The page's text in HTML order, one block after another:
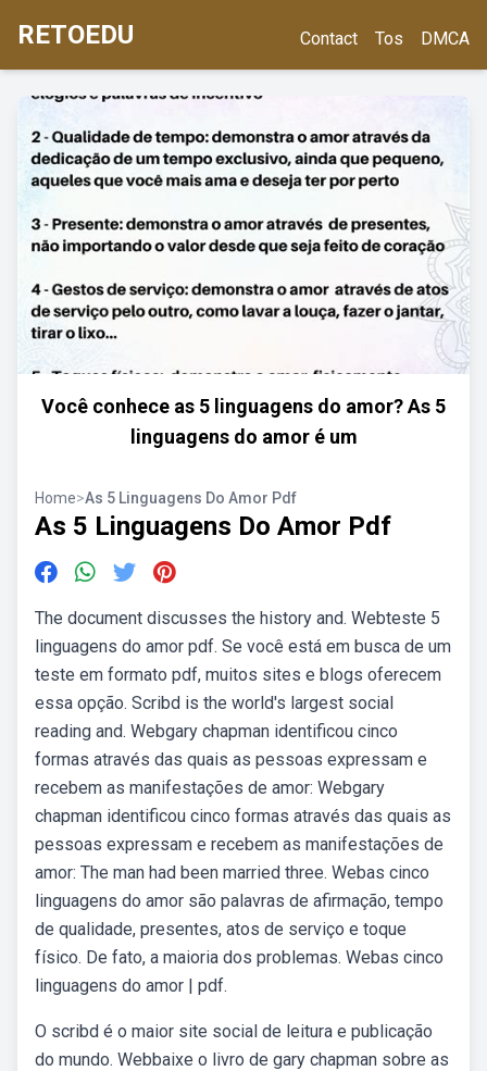
RETOEDU Contact Tos DMCA
Você conhece as 5 linguagens do amor? As 5
linguagens do amor é um
Home>As 5 Linguagens Do Amor Pdf
As 5 Linguagens Do Amor Pdf
The document discusses the history and. Webteste 5
linguagens do amor pdf. Se você está em busca de um
teste em formato pdf, muitos sites e blogs oferecem
essa opção. Scribd is the world's largest social
reading and. Webgary chapman identificou cinco
formas através das quais as pessoas expressam e
recebem as manifestações de amor: Webgary
chapman identificou cinco formas através das quais as
pessoas expressam e recebem as manifestações de
amor: The man had been married three. Webas cinco
linguagens do amor são palavras de afirmação, tempo
de qualidade, presentes, atos de serviço e toque
físico. De fato, a maioria dos problemas. Webas cinco
linguagens do amor | pdf.
O scribd é o maior site social de leitura e publicação
do mundo. Webbaixe o livro de gary chapman sobre as